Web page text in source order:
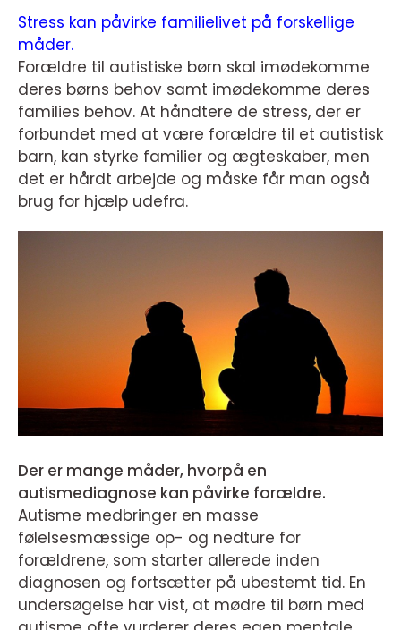
Stress kan påvirke familielivet på forskellige
måder.
Forældre til autistiske børn skal imødekomme
deres børns behov samt imødekomme deres
families behov. At håndtere de stress, der er
forbundet med at være forældre til et autistisk
barn, kan styrke familier og ægteskaber, men
det er hårdt arbejde og måske får man også
brug for hjælp udefra.
Der er mange måder, hvorpå en
autismediagnose kan påvirke forældre.
Autisme medbringer en masse
følelsesmæssige op- og nedture for
forældrene, som starter allerede inden
diagnosen og fortsætter på ubestemt tid. En
undersøgelse har vist, at mødre til børn med